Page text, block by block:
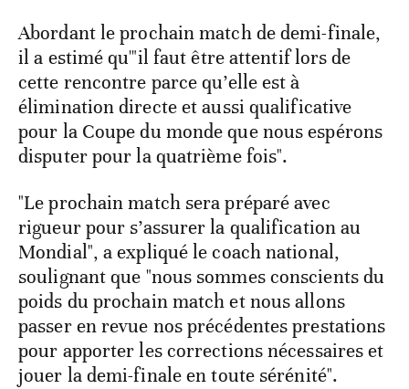
Abordant le prochain match de demi-finale,
il a estimé qu'"il faut être attentif lors de
cette rencontre parce qu’elle est à
élimination directe et aussi qualificative
pour la Coupe du monde que nous espérons
disputer pour la quatrième fois".
"Le prochain match sera préparé avec
rigueur pour s’assurer la qualification au
Mondial", a expliqué le coach national,
soulignant que "nous sommes conscients du
poids du prochain match et nous allons
passer en revue nos précédentes prestations
pour apporter les corrections nécessaires et
jouer la demi-finale en toute sérénité".